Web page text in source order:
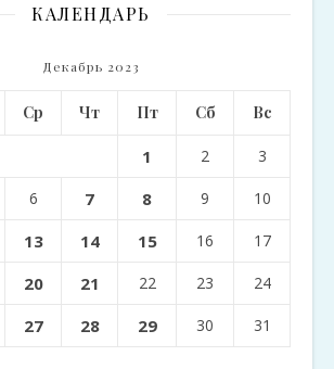
КАЛЕНДАРЬ
Декабрь 2023
Ср Чт Пт Сб Вс
1 2 3
6 7 8 9 10
13 14 15 16 17
20 21 22 23 24
27 28 29 30 31